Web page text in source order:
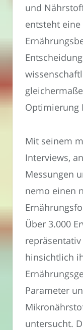
und
entsteht
Optimierung
Mit seinem
Interviews,
Messungen
nemo einen
Über 3.000
hinsichtlich
Parameter
untersucht.